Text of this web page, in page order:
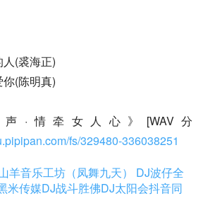
(裘海正)
(陈明真)
·情牵女人心》[WAV分
fs/329480-336038251
羊音乐工坊（凤舞九天）
DJ波仔全
米传媒DJ战斗胜佛DJ太阳会抖音同